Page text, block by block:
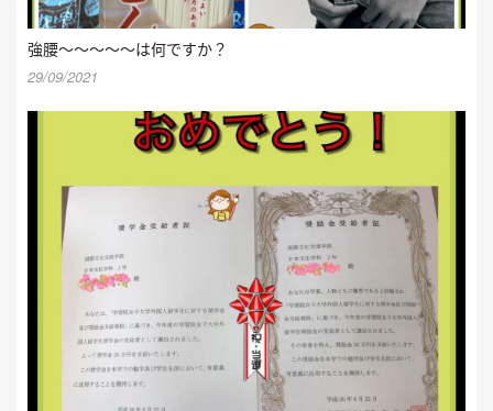
強腰～～～～～は何ですか？
29/09/2021